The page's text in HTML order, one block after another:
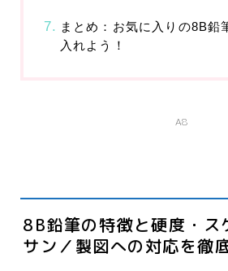
2024最新商品情報
まとめ：お気に入りの8B鉛
入れよう！
A8
8B鉛筆の特徴と硬度・ス
サン／製図への対応を徹